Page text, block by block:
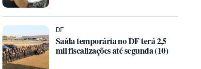
DF
Saída temporária no DF terá 2,5
mil fiscalizações até segunda (10)